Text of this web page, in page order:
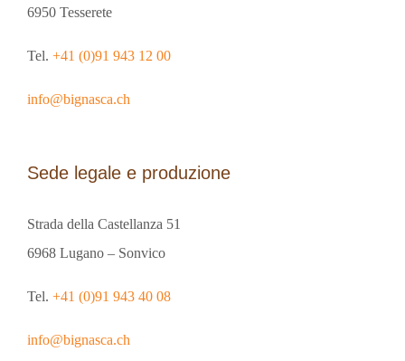
6950 Tesserete
Tel. +41 (0)91 943 12 00
info@bignasca.ch
Sede legale e produzione
Strada della Castellanza 51
6968 Lugano – Sonvico
Tel. +41 (0)91 943 40 08
info@bignasca.ch